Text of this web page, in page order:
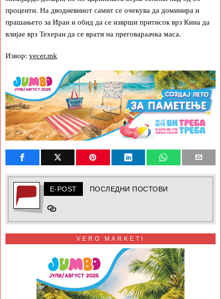
проценти. На дводневниот самит се очекува да доминира и
прашањето за Иран и обид да се изврши притисок врз Кина да
влијае врз Техеран да се врати на преговараачка маса.
Извор: vecer.mk
E-POST ПОСЛЕДНИ ПОСТОВИ
VERO MARKETI